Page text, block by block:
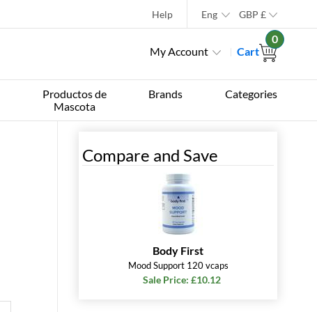
Help Eng GBP £
My Account Cart
0
Productos de
Mascota
Brands Categories
Compare and Save
Body First
Mood Support 120 vcaps
Sale Price: £10.12